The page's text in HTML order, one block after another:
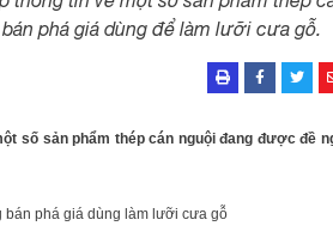
phá giá dùng để làm lưỡi cưa gỗ.
số sản phẩm thép cán nguội đang được đề
bán phá giá dùng làm lưỡi cưa gỗ